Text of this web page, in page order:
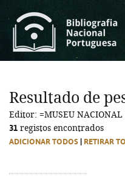
Resultado de
Editor: =MUSEU NACIONAL
31 registos encontrados
ADICIONAR TODOS RETIRAR